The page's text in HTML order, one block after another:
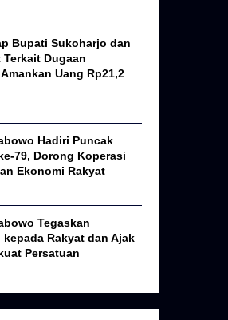
Bupati Sukoharjo dan
Terkait Dugaan
Uang Rp21,2
Hadiri Puncak
79, Dorong Koperasi
Ekonomi Rakyat
Tegaskan
kepada Rakyat dan Ajak
Persatuan